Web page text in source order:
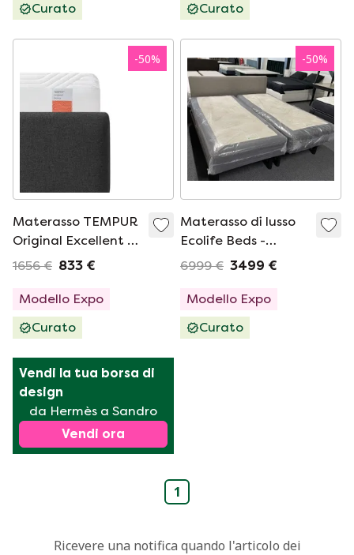
Curato
Curato
-50%
Materasso TEMPUR
Original Excellent -
90x220
1656 € 833 €
Modello Expo
Curato
-50%
Materasso di lusso
Ecolife Beds -
180x210 con topper
6999 € 3499 €
Modello Expo
Curato
Vendi la tua borsa di
design
da Hermès a Sandro
Vendi ora
1
Ricevere una notifica quando l'articolo dei